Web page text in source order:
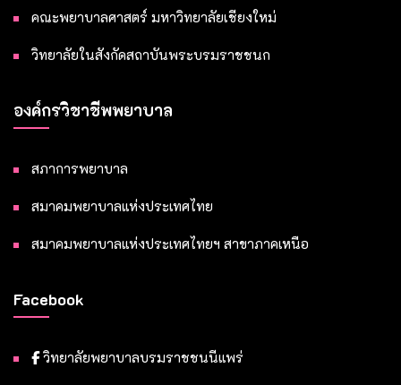
คณะพยาบาลศาสตร์ มหาวิทยาลัยเชียงใหม่
วิทยาลัยในสังกัดสถาบันพระบรมราชชนก
องค์กรวิชาชีพพยาบาล
สภาการพยาบาล
สมาคมพยาบาลแห่งประเทศไทย
สมาคมพยาบาลแห่งประเทศไทยฯ สาขาภาคเหนือ
Facebook
วิทยาลัยพยาบาลบรมราชชนนีแพร่